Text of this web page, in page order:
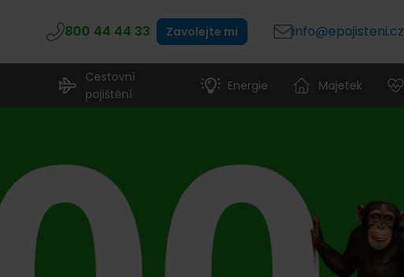
800 44 44 33 Zavolejte mi info@epojisteni.cz
Cestovní
pojištění
Energie Majetek